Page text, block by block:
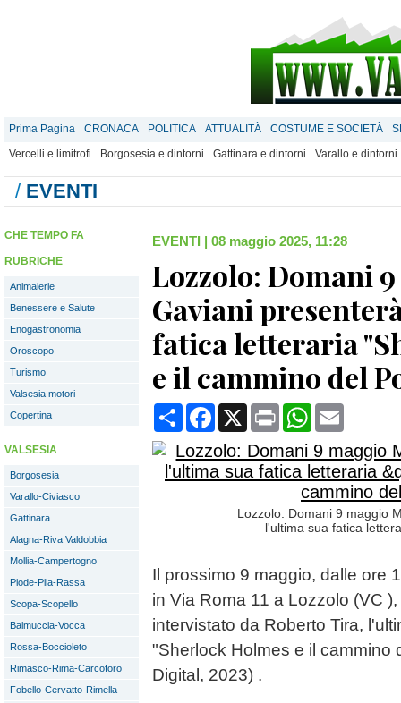
Prima Pagina CRONACA POLITICA ATTUALITÀ COSTUME E SOCIETÀ
Vercelli e limitrofi
Borgosesia e dintorni Gattinara e dintorni Varallo e dintorni
/ EVENTI
CHE TEMPO FA
RUBRICHE
Animalerie
Benessere e Salute
Enogastronomia
Oroscopo
Turismo
Valsesia motori
Copertina
VALSESIA
Borgosesia
Varallo-Civiasco
Gattinara
Alagna-Riva Valdobbia
Mollia-Campertogno
Piode-Pila-Rassa
Scopa-Scopello
Balmuccia-Vocca
Rossa-Boccioleto
Rimasco-Rima-Carcoforo
Fobello-Cervatto-Rimella
EVENTI | 08 maggio 2025, 11:28
Lozzolo: Domani
Gaviani
fatica letteraria
e il cammino del
CondividiFacebook
X Print WhatsApp
Lozzolo: Domani 9 maggio
l'ultima sua fatica
Il prossimo 9 maggio, dalle ore
in Via Roma 11 a Lozzolo (VC
intervistato da Roberto Tira,
"Sherlock Holmes e il cammino
Digital, 2023) .